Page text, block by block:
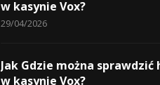
w kasynie Vox?
29/04/2026
Jak Gdzie można
w kasynie Vox?